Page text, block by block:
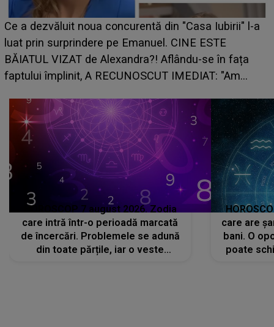
Ce a dezvăluit noua concurentă din "Casa Iubirii" l-a
luat prin surprindere pe Emanuel. CINE ESTE
BĂIATUL VIZAT de Alexandra?! Aflându-se în fața
faptului împlinit, A RECUNOSCUT IMEDIAT: "Am
HOROSCOP 7 august 2026. Zodia
care intră într-o perioadă marcată
de încercări. Problemele se adună
din toate părțile, iar o veste
care are
bani. O
poate